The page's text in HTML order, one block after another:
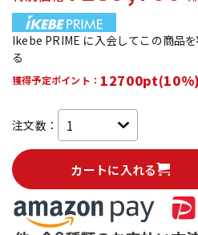
Ikebe PRIME に入会してこの商品
る
獲得予定ポイント： 12700pt(10%)
注文数：
カートに入れる